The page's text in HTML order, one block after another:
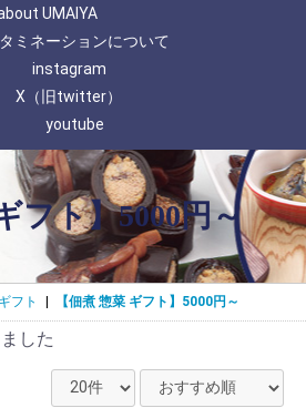
UMAIYA
ミネーションについて
instagram
X（旧twitter）
youtube
フト】5000円～
フト 【佃煮 惣菜 ギフト】5000円～
した